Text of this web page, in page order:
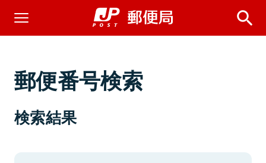
郵便番号検索
検索結果